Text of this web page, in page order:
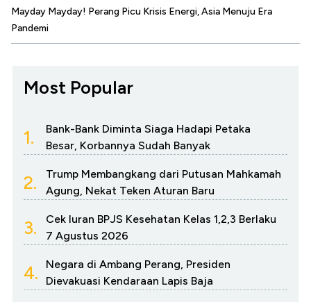
Mayday Mayday! Perang Picu Krisis Energi, Asia Menuju Era
Pandemi
Most Popular
1.
Bank-Bank Diminta Siaga Hadapi Petaka
Besar, Korbannya Sudah Banyak
2.
Trump Membangkang dari Putusan Mahkamah
Agung, Nekat Teken Aturan Baru
3.
Cek Iuran BPJS Kesehatan Kelas 1,2,3 Berlaku
7 Agustus 2026
4.
Negara di Ambang Perang, Presiden
Dievakuasi Kendaraan Lapis Baja